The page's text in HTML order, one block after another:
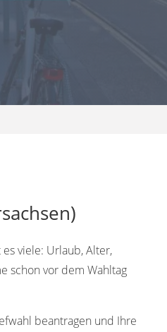
viele: Urlaub, Alter,
schon vor dem Wahltag
beantragen und Ihre